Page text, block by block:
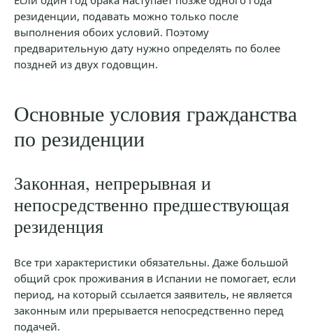
резиденции, подавать можно только после
выполнения обоих условий. Поэтому
предварительную дату нужно определять по более
поздней из двух годовщин.
Основные условия гражданства
по резиденции
Законная, непрерывная и
непосредственно предшествующая
резиденция
Все три характеристики обязательны. Даже большой
общий срок проживания в Испании не помогает, если
период, на который ссылается заявитель, не является
законным или прерывается непосредственно перед
подачей.